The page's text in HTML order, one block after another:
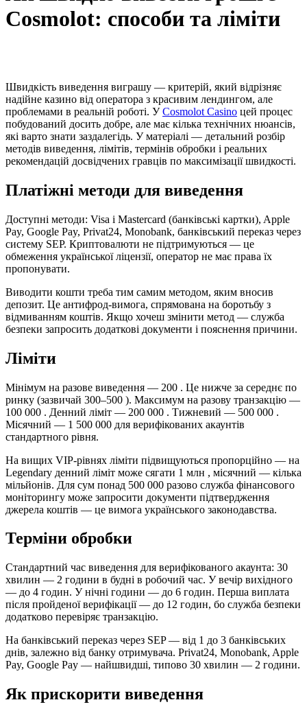
Cosmolot: способи та ліміти
Швидкість виведення виграшу — критерій, який відрізняє
надійне казино від оператора з красивим лендингом, але
проблемами в реальній роботі. УCosmolot Casino цей процес
побудований досить добре, але має кілька технічних нюансів,
які варто знати заздалегідь. У матеріалі — детальний розбір
методів виведення, лімітів, термінів обробки і реальних
рекомендацій досвідчених гравців по максимізації швидкості.
Платіжні методи для виведення
Доступні методи: Visa і Mastercard (банківські картки), Apple
Pay, Google Pay, Privat24, Monobank, банківський переказ через
систему SEP. Криптовалюти не підтримуються — це
обмеження української ліцензії, оператор не має права їх
пропонувати.
Виводити кошти треба тим самим методом, яким вносив
депозит. Це антифрод-вимога, спрямована на боротьбу з
відмиванням коштів. Якщо хочеш змінити метод — служба
безпеки запросить додаткові документи і пояснення причини.
Ліміти
Мінімум на разове виведення — 200 . Це нижче за середнє по
ринку (зазвичай 300–500 ). Максимум на разову транзакцію —
100 000 . Денний ліміт — 200 000 . Тижневий — 500 000 .
Місячний — 1 500 000 для верифікованих акаунтів
стандартного рівня.
На вищих VIP-рівнях ліміти підвищуються пропорційно — на
Legendary денний ліміт може сягати 1 млн , місячний — кілька
мільйонів. Для сум понад 500 000 разово служба фінансового
моніторингу може запросити документи підтвердження
джерела коштів — це вимога українського законодавства.
Терміни обробки
Стандартний час виведення для верифікованого акаунта: 30
хвилин — 2 години в будні в робочий час. У вечір вихідного
— до 4 годин. У нічні години — до 6 годин. Перша виплата
після пройденої верифікації — до 12 годин, бо служба безпеки
додатково перевіряє транзакцію.
На банківський переказ через SEP — від 1 до 3 банківських
днів, залежно від банку отримувача. Privat24, Monobank, Apple
Pay, Google Pay — найшвидші, типово 30 хвилин — 2 години.
Як прискорити виведення